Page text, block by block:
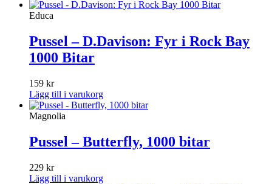
Educa
Pussel – D.Davison: Fyr i Rock Bay
1000 Bitar
159 kr
Lägg till i varukorg
Magnolia
Pussel – Butterfly, 1000 bitar
229 kr
Lägg till i varukorg